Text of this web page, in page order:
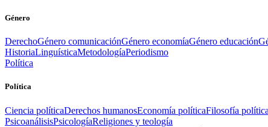
Género
DerechoGénero comunicaciónGénero economíaGénero educación
HistoriaLinguísticaMetodologíaPeriodismo
Política
Política
Ciencia políticaDerechos humanosEconomía políticaFilosofía política
PsicoanálisisPsicologíaReligiones y teología